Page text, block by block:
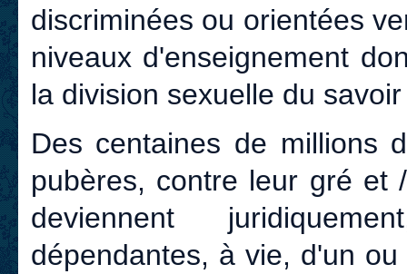
discriminées ou orientées
niveaux d'enseignement
la division sexuelle du
Des centaines de millions
pubères, contre leur gré et
deviennent
dépendantes, à vie, d'un